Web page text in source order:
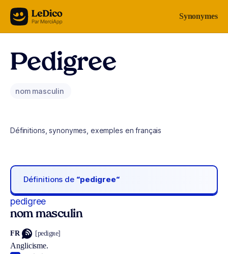
Aller au contenu Synonymes
Pedigree
nom masculin
Définitions, synonymes, exemples en français
Définitions de “pedigree“
pedigree
nom masculin
FR [pedigʀe]
Anglicisme.